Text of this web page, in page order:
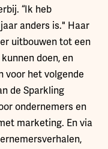
“Ik heb
anders is." Haar
uitbouwen tot een
doen, en
voor het volgende
de Sparkling
ondernemers en
marketing. En via